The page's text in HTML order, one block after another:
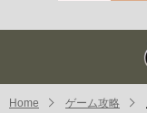
Home ゲーム攻略